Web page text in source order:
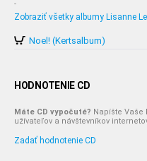
-
Zobraziť všetky albumy Lisanne
Noel! (Kertsalbum)
HODNOTENIE CD
Máte CD vypočuté? Napíšte Vaše
užívateľov a návštevníkov
Zadať hodnotenie CD